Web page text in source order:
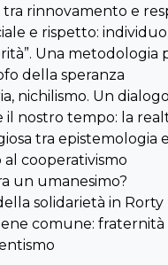
tra rinnovamento e
e rispetto:
Una
della speranza
nichilismo. Un
il nostro tempo: la
tra epistemologia
al cooperativismo
un umanesimo?
solidarietà in Rorty
comune: fraternità